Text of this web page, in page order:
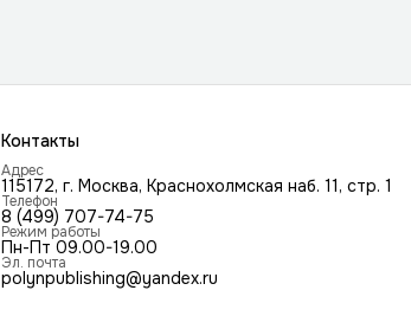
Контакты
Адрес
115172, г. Москва, Краснохолмская наб. 11, стр. 1
Телефон
8 (499) 707-74-75
Режим работы
Пн-Пт 09.00-19.00
Эл. почта
polynpublishing@yandex.ru